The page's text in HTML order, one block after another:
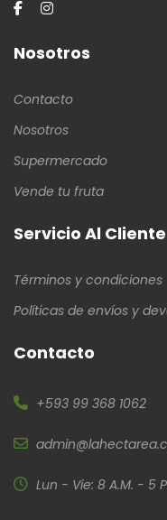
Nosotros
Contacto
Nosotros
Supermercado
Vende tu fruta
Servicio Al Cliente
Términos y condiciones
Políticas de envíos y
Contacto
+593 99 368 1062
Lun - Vie: 8 A.M. - 5